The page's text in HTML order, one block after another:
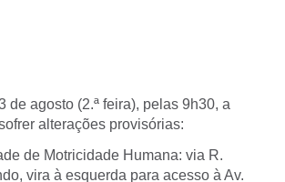
de agosto (2.ª feira), pelas 9h30, a
alterações provisórias:
de Motricidade Humana: via R.
vira à esquerda para acesso à Av.